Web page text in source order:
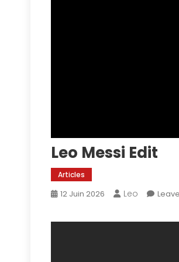
Leo Messi Edit
Articles
12 Juin 2026 Leo